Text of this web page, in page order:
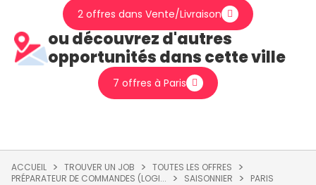
2 offres dans Vente/Livraison
ou découvrez d'autres
opportunités dans cette ville
7 offres à Paris
ACCUEIL TROUVER UN JOB
TOUTES LES OFFRES
PRÉPARATEUR DE COMMANDES (LOGI...
SAISONNIER PARIS